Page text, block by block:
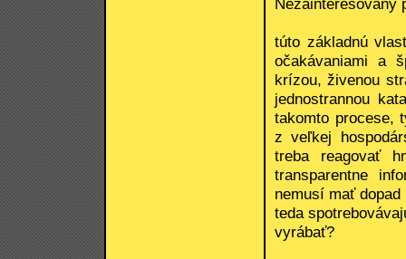
túto základnú
očakávaniami a
krízou, živenou
jednostrannou
takomto procese,
z veľkej
treba reagovať
transparentne
nemusí mať
teda
vyrábať?